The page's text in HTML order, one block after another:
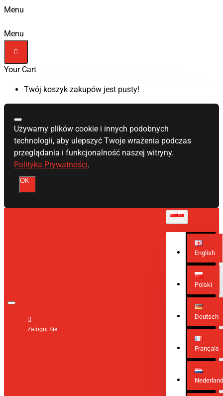
Menu
Menu
Your Cart
Twój koszyk zakupów jest pusty!
Używamy plików cookie i innych podobnych
technologii, aby ulepszyć Twoje wrażenia podczas
przeglądania i funkcjonalność naszej witryny.
Polityka Prywatności.
OK
Zaloguj Się
English
Polski
Deutsch
Français